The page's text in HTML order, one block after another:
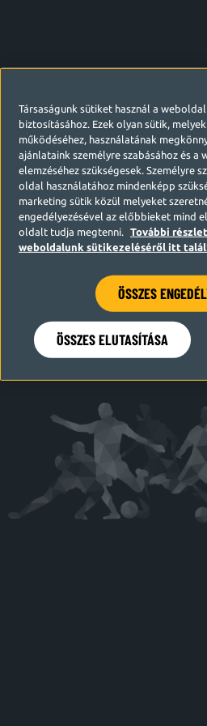
Hamarosan
Társaságunk sütiket használ a
biztosításához. Ezek olyan sütik,
működéséhez, használatának
ajánlataink személyre szabásához és
elemzéséhez szükségesek. Személyre
oldal használatához mindenképp
marketing sütik közül melyeket
engedélyezésével az előbbieket mind
oldalt tudja megtenni.
További
weboldalunk sütikezeléséről itt
ÖSSZES
ÖSSZES ELUTASÍTÁSA